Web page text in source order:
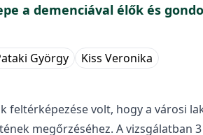
a demenciával élők és
György Kiss Veronika
feltérképezése volt, hogy a városi
megőrzéséhez. A